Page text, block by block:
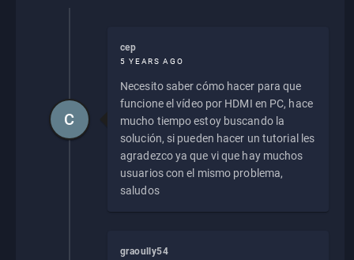
cep
5 YEARS AGO
Necesito saber cómo hacer para que
funcione el vídeo por HDMI en PC, hace
mucho tiempo estoy buscando la
solución, si pueden hacer un tutorial les
agradezco ya que vi que hay muchos
usuarios con el mismo problema,
saludos
C
graoully54